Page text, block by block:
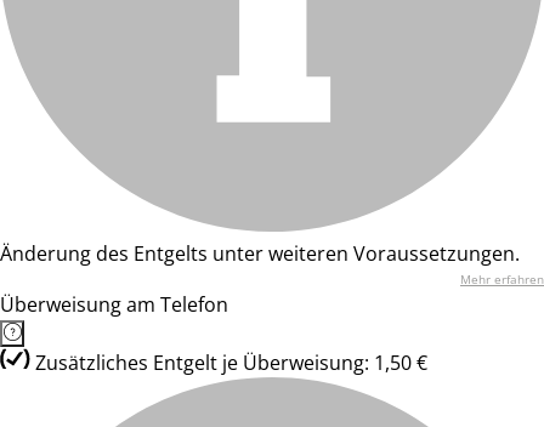
Änderung des Entgelts unter weiteren Voraussetzungen.
Mehr erfahren
Überweisung am Telefon
Zusätzliches Entgelt je Überweisung: 1,50 €